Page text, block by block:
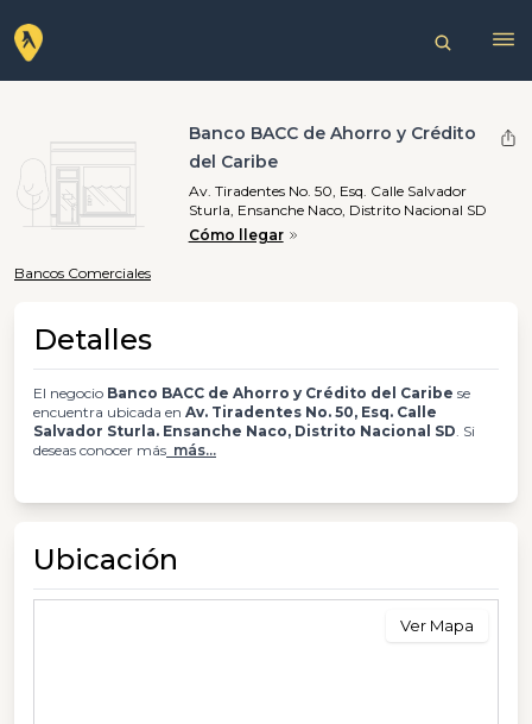
Banco BACC de Ahorro y Crédito
del Caribe
Av. Tiradentes No. 50, Esq. Calle Salvador
Sturla, Ensanche Naco, Distrito Nacional SD
Cómo llegar
Bancos Comerciales
Detalles
El negocio Banco BACC de Ahorro y Crédito del Caribe se
encuentra ubicada en Av. Tiradentes No. 50, Esq. Calle
Salvador Sturla. Ensanche Naco, Distrito Nacional SD. Si
deseas conocer más más...
Ubicación
Ver Mapa